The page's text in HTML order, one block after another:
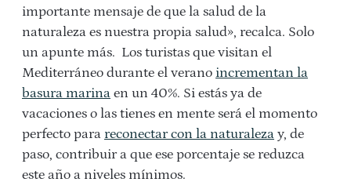
importante mensaje de que la salud de la
naturaleza es nuestra propia salud», recalca. Solo
un apunte más. Los turistas que visitan el
Mediterráneo durante el verano incrementan la
basura marina en un 40%. Si estás ya de
vacaciones o las tienes en mente será el momento
perfecto para reconectar con la naturaleza y, de
paso, contribuir a que ese porcentaje se reduzca
este año a niveles mínimos.